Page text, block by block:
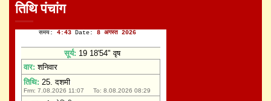
तिथि पंचांग